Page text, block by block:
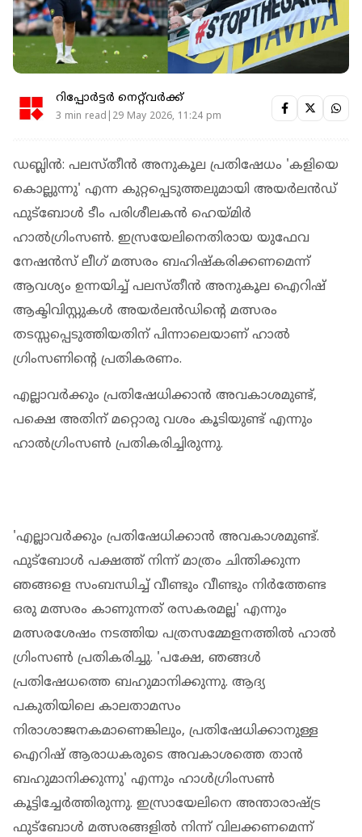
റിപ്പോർട്ടർ നെറ്റ്‌വര്‍ക്ക്‌
3 min read|29 May 2026, 11:24 pm
ഡബ്ലിൻ: പലസ്തീൻ അനുകൂല പ്രതിഷേധം 'കളിയെ
കൊല്ലുന്നു' എന്ന കുറ്റപ്പെടുത്തലുമായി അയർലൻഡ്
ഫുട്ബോൾ ടീം പരിശീലകൻ ഹെയ്മിർ
ഹാൽഗ്രിംസൺ. ഇസ്രയേലിനെതിരായ യുഫേവ
നേഷൻസ് ലീ​ഗ് മത്സരം ബഹിഷ്കരിക്കണമെന്ന്
ആവശ്യം ഉന്നയിച്ച് പലസ്തീൻ അനുകൂല ഐറിഷ്
ആക്ടിവിസ്റ്റുകൾ അയർലൻഡിൻ്റെ മത്സരം
തടസ്സപ്പെടുത്തിയതിന് പിന്നാലെയാണ് ഹാൽ​
ഗ്രിംസണിൻ്റെ പ്രതികരണം.
എല്ലാവർക്കും പ്രതിഷേധിക്കാൻ അവകാശമുണ്ട്,
പക്ഷെ അതിന് മറ്റൊരു വശം കൂടിയുണ്ട് എന്നും
ഹാൽ​ഗ്രിംസൺ പ്രതികരിച്ചിരുന്നു.
'എല്ലാവർക്കും പ്രതിഷേധിക്കാൻ അവകാശമുണ്ട്.
ഫുട്ബോൾ പക്ഷത്ത് നിന്ന് മാത്രം ചിന്തിക്കുന്ന
ഞങ്ങളെ സംബന്ധിച്ച് വീണ്ടും വീണ്ടും നിർത്തേണ്ട
ഒരു മത്സരം കാണുന്നത് രസകരമല്ല' എന്നും
മത്സരശേഷം നടത്തിയ പത്രസമ്മേളനത്തിൽ ഹാൽ​
ഗ്രിംസൺ പ്രതികരിച്ചു. 'പക്ഷേ, ഞങ്ങൾ
പ്രതിഷേധത്തെ ബഹുമാനിക്കുന്നു. ആദ്യ
പകുതിയിലെ കാലതാമസം
നിരാശാജനകമാണെങ്കിലും, പ്രതിഷേധിക്കാനുള്ള
ഐറിഷ് ആരാധകരുടെ അവകാശത്തെ താൻ
ബഹുമാനിക്കുന്നു' എന്നും ഹാൾഗ്രിംസൺ
കൂട്ടിച്ചേർത്തിരുന്നു. ഇസ്രായേലിനെ അന്താരാഷ്ട്ര
ഫുട്ബോൾ മത്സരങ്ങളിൽ നിന്ന് വിലക്കണമെന്ന്